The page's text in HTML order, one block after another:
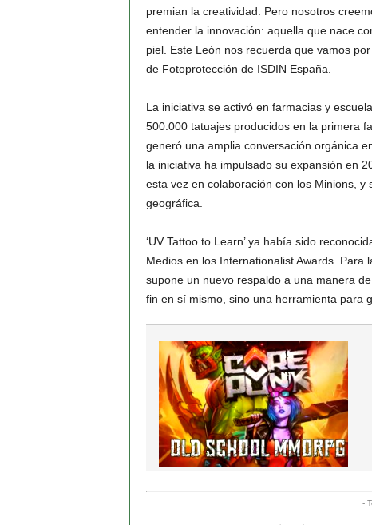
premian la creatividad. Pero nosotros
entender la innovación: aquella que nace
piel. Este León nos recuerda que vamos
de Fotoprotección de ISDIN España.
La iniciativa se activó en farmacias y
500.000 tatuajes producidos en la primera
generó una amplia conversación orgánica
la iniciativa ha impulsado su expansión en
esta vez en colaboración con los Minions,
geográfica.
‘UV Tattoo to Learn’ ya había sido
Medios en los Internationalist Awards.
supone un nuevo respaldo a una manera
fin en sí mismo, sino una herramienta para
-